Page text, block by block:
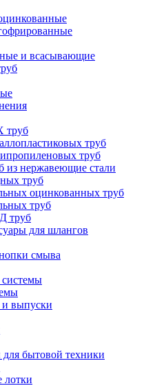
и всасывающие
труб
труб
труб
из нержавеющие стали
труб
оцинкованных труб
труб
труб
для шлангов
смыва
выпуски
бытовой техники
лотки